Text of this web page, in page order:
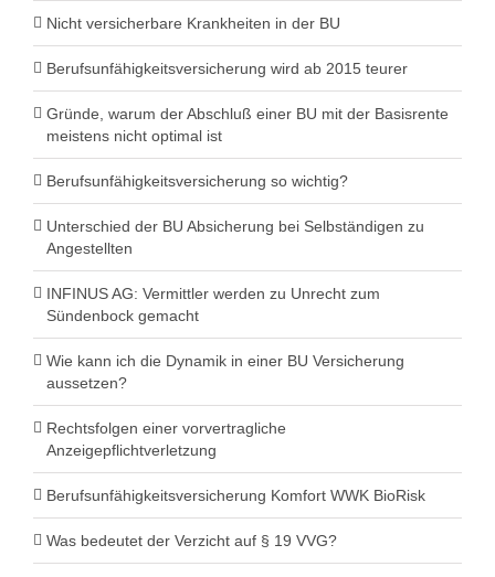
Nicht versicherbare Krankheiten in der BU
Berufsunfähigkeitsversicherung wird ab 2015 teurer
Gründe, warum der Abschluß einer BU mit der Basisrente
meistens nicht optimal ist
Berufsunfähigkeitsversicherung so wichtig?
Unterschied der BU Absicherung bei Selbständigen zu
Angestellten
INFINUS AG: Vermittler werden zu Unrecht zum
Sündenbock gemacht
Wie kann ich die Dynamik in einer BU Versicherung
aussetzen?
Rechtsfolgen einer vorvertragliche
Anzeigepflichtverletzung
Berufsunfähigkeitsversicherung Komfort WWK BioRisk
Was bedeutet der Verzicht auf § 19 VVG?